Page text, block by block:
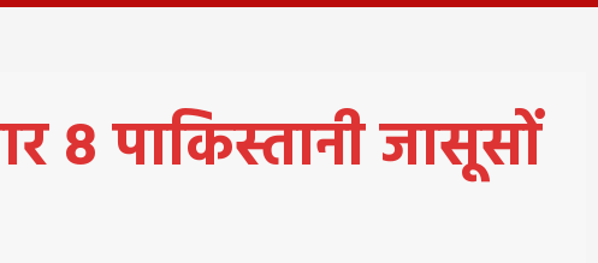
8 पाकिस्तानी जासूसों